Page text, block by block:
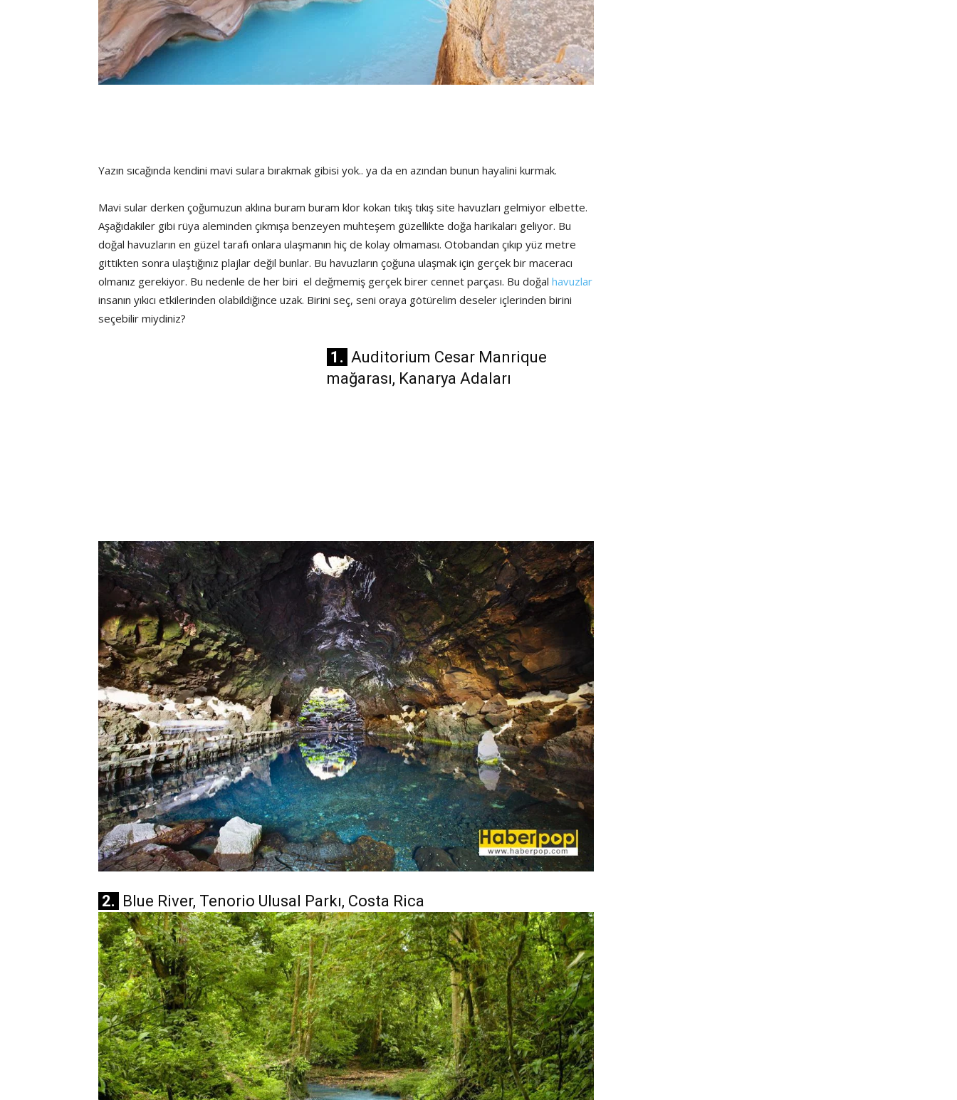
Yazın sıcağında kendini mavi sulara bırakmak gibisi yok.. ya da en azından bunun hayalini kurmak.
Mavi sular derken çoğumuzun aklına buram buram klor kokan tıkış tıkış site havuzları gelmiyor elbette.
Aşağıdakiler gibi rüya aleminden çıkmışa benzeyen muhteşem güzellikte doğa harikaları geliyor. Bu
doğal havuzların en güzel tarafı onlara ulaşmanın hiç de kolay olmaması. Otobandan çıkıp yüz metre
gittikten sonra ulaştığınız plajlar değil bunlar. Bu havuzların çoğuna ulaşmak için gerçek bir maceracı
olmanız gerekiyor. Bu nedenle de her biri el değmemiş gerçek birer cennet parçası. Bu doğal havuzlar
insanın yıkıcı etkilerinden olabildiğince uzak. Birini seç, seni oraya götürelim deseler içlerinden birini
seçebilir miydiniz?
1. Auditorium Cesar Manrique
mağarası, Kanarya Adaları
2. Blue River, Tenorio Ulusal Parkı, Costa Rica